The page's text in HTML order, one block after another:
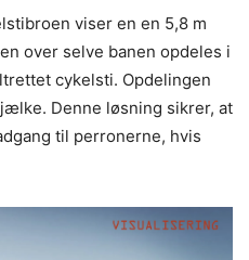
viser en en 5,8 m
over selve banen opdeles i
cykelsti. Opdelingen
Denne løsning sikrer, at
til perronerne, hvis